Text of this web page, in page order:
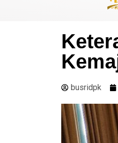
busridpk